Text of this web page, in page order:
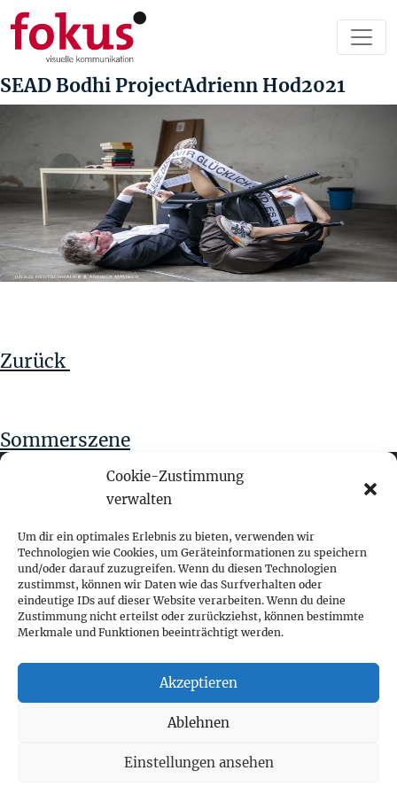
Cookie-Zustimmung
verwalten
Um dir ein optimales Erlebnis zu bieten, verwenden wir
Technologien wie Cookies, um Geräteinformationen zu speichern
und/oder darauf zuzugreifen. Wenn du diesen Technologien
zustimmst, können wir Daten wie das Surfverhalten oder
eindeutige IDs auf dieser Website verarbeiten. Wenn du deine
Zustimmung nicht erteilst oder zurückziehst, können bestimmte
Merkmale und Funktionen beeinträchtigt werden.
Akzeptieren
Ablehnen
Einstellungen ansehen
SEAD Bodhi ProjectAdrienn Hod2021
Zurück
Sommerszene
fokus visuelle kommunikation
Franz-Ofner-Straße 20
A - 5020 Salzburg
+ 43 662 452 083
fokus@fokus-design.com
Impressum